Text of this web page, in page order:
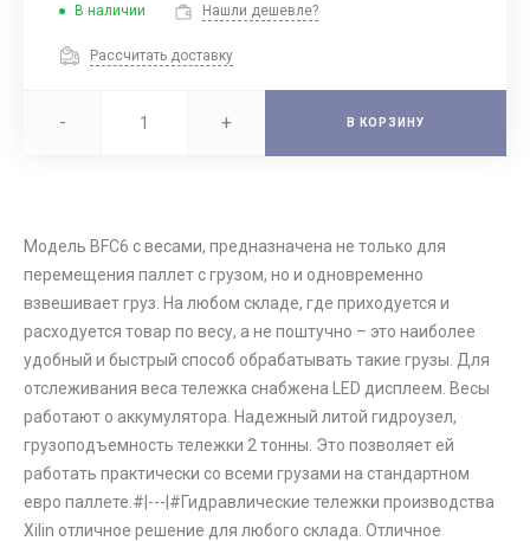
В наличии Нашли дешевле?
Рассчитать доставку
- + В КОРЗИНУ
Модель BFC6 с весами, предназначена не только для
перемещения паллет с грузом, но и одновременно
взвешивает груз. На любом складе, где приходуется и
расходуется товар по весу, а не поштучно – это наиболее
удобный и быстрый способ обрабатывать такие грузы. Для
отслеживания веса тележка снабжена LED дисплеем. Весы
работают о аккумулятора. Надежный литой гидроузел,
грузоподъемность тележки 2 тонны. Это позволяет ей
работать практически со всеми грузами на стандартном
евро паллете.#|---|#Гидравлические тележки производства
Xilin отличное решение для любого склада. Отличное